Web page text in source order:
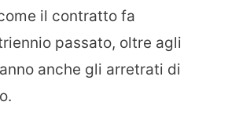
il contratto fa
passato, oltre agli
anche gli arretrati di